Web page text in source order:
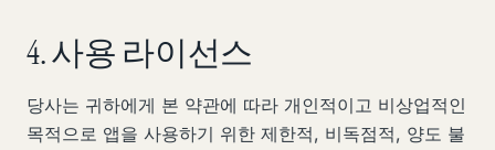
4. 사용 라이선스
당사는 귀하에게 본 약관에 따라 개인적이고 비상업적인
목적으로 앱을 사용하기 위한 제한적, 비독점적, 양도 불